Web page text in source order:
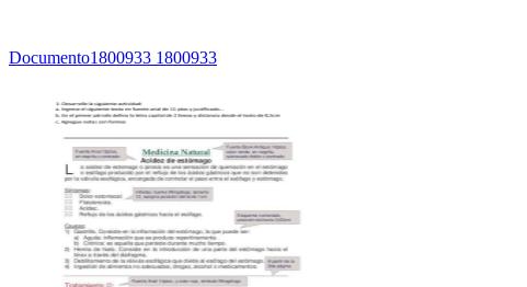
Documento1800933 1800933